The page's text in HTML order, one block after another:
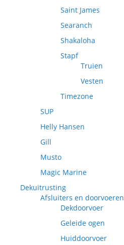
Saint James
Searanch
Shakaloha
Stapf
Truien
Vesten
Timezone
SUP
Helly Hansen
Gill
Musto
Magic Marine
Dekuitrusting
Afsluiters en doorvoeren
Dekdoorvoer
Geleide ogen
Huiddoorvoer